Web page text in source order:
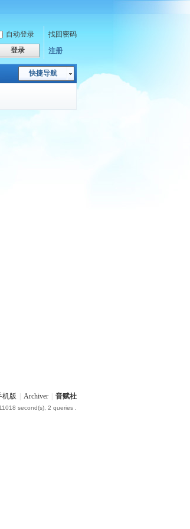
自动登录
找回密码
登录 注册
快捷导航
机版 Archiver 音赋社
second(s), 2 queries .